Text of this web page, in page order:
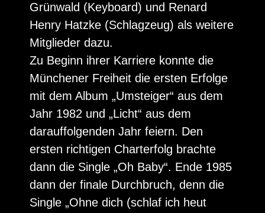
Grünwald (Keyboard) und Renard
Henry Hatzke (Schlagzeug) als weitere
Mitglieder dazu.
Zu Beginn ihrer Karriere konnte die
Münchener Freiheit die ersten Erfolge
mit dem Album „Umsteiger“ aus dem
Jahr 1982 und „Licht“ aus dem
darauffolgenden Jahr feiern. Den
ersten richtigen Charterfolg brachte
dann die Single „Oh Baby“. Ende 1985
dann der finale Durchbruch, denn die
Single „Ohne dich (schlaf ich heut